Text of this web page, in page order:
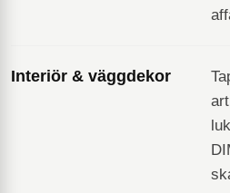
Interiör & väggdekor